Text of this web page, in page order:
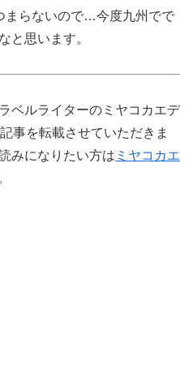
まらないので…今度九州でで
と思います。
ベルライターのミヤコカエデ
事を転載させていただきま
みになりたい方は ミヤコカエ